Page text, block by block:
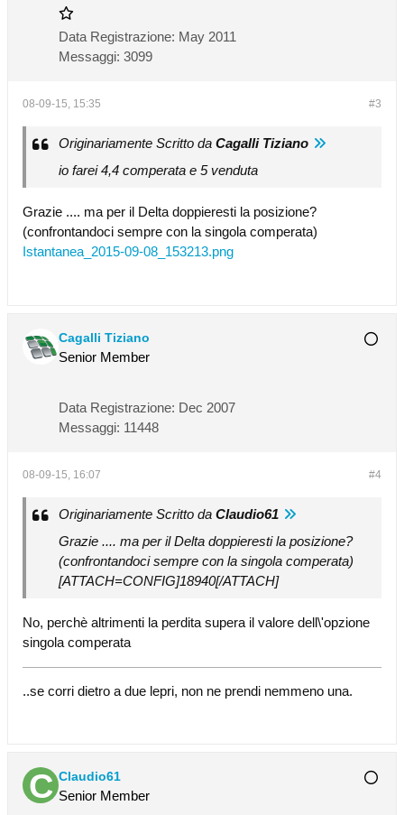
Data Registrazione: May 2011
Messaggi: 3099
#3
08-09-15, 15:35
Originariamente Scritto da Cagalli Tiziano
io farei 4,4 comperata e 5 venduta
Grazie .... ma per il Delta doppieresti la posizione?
(confrontandoci sempre con la singola comperata)
Istantanea_2015-09-08_153213.png
Cagalli Tiziano
Senior Member
Data Registrazione: Dec 2007
Messaggi: 11448
#4
08-09-15, 16:07
Originariamente Scritto da Claudio61
Grazie .... ma per il Delta doppieresti la posizione?
(confrontandoci sempre con la singola comperata)
[ATTACH=CONFIG]18940[/ATTACH]
No, perchè altrimenti la perdita supera il valore dell\'opzione
singola comperata
..se corri dietro a due lepri, non ne prendi nemmeno una.
Claudio61
Senior Member